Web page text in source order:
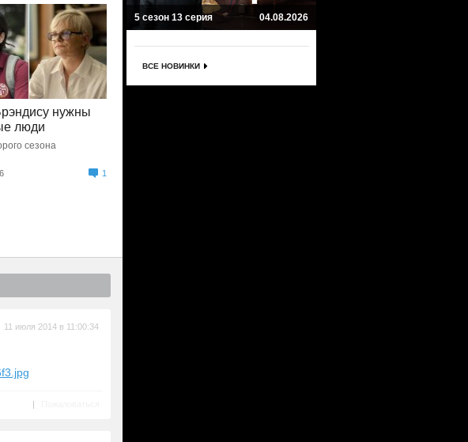
нужны
люди
сезона
1
11 июля 2014 в 11:00:34
|
5 сезон 13 серия 04.08.2026
ВСЕ НОВИНКИ